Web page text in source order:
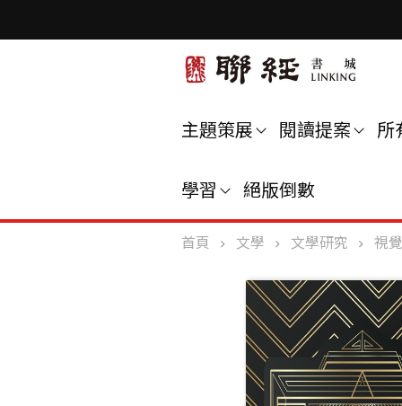
主題策展 閱讀提案 所
學習 絕版倒數
首頁 文學 文學研究 視